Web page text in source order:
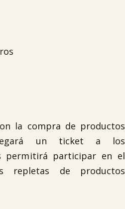
la compra de productos
un ticket a los
permitirá participar en el
repletas de productos